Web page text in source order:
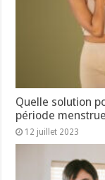
Quelle solution
période
12 juillet 2023